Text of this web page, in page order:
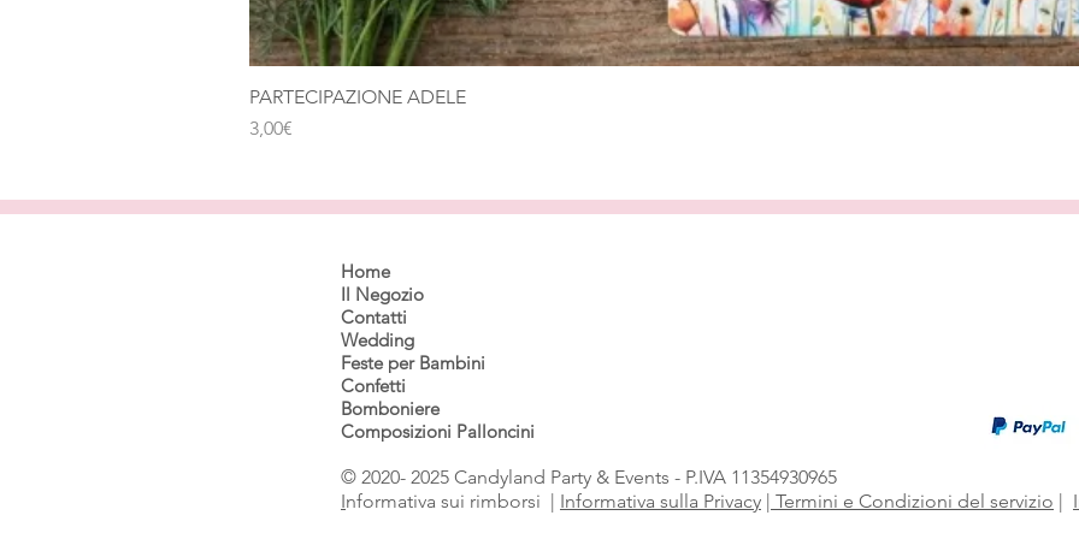
PARTECIPAZIONE ADELE
Price
3,00€
Home
Il Negozio
Contatti
Wedding
Feste per Bambini
Confetti
Bomboniere
Composizioni Palloncini
© 2020- 2025 Candyland Party & Events - P.IVA 11354930965
Informativa sui rimborsi | Informativa sulla Privacy | Termini e Condizioni del servizio |